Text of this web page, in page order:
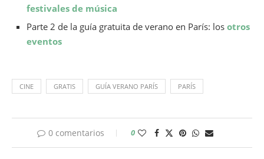
festivales de música
Parte 2 de la guía gratuita de verano en París: los otros
eventos
CINE GRATIS GUÍA VERANO PARÍS PARÍS
0 comentarios 0